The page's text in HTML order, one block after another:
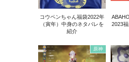
コウペンちゃん福袋2022年
（寅年）中身のネタバレを
紹介
2023
原神